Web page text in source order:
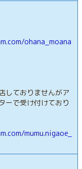
ohana_moana
しておりませんがア
ーで受け付けており
mumu.nigaoe_